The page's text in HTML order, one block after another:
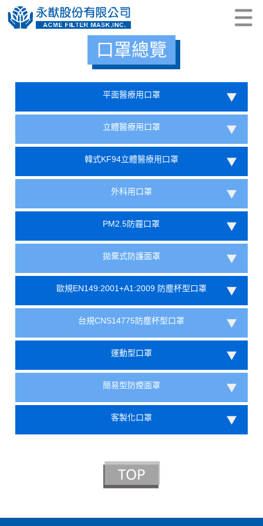
口罩總覽
平面醫療用口罩
立體醫療用口罩
韓式KF94立體醫療用口罩
外科用口罩
PM2.5防霾口罩
拋棄式防護面罩
歐規EN149:2001+A1:2009 防塵杯型口罩
台規CNS14775防塵杯型口罩
運動型口罩
簡易型防煙面罩
客製化口罩